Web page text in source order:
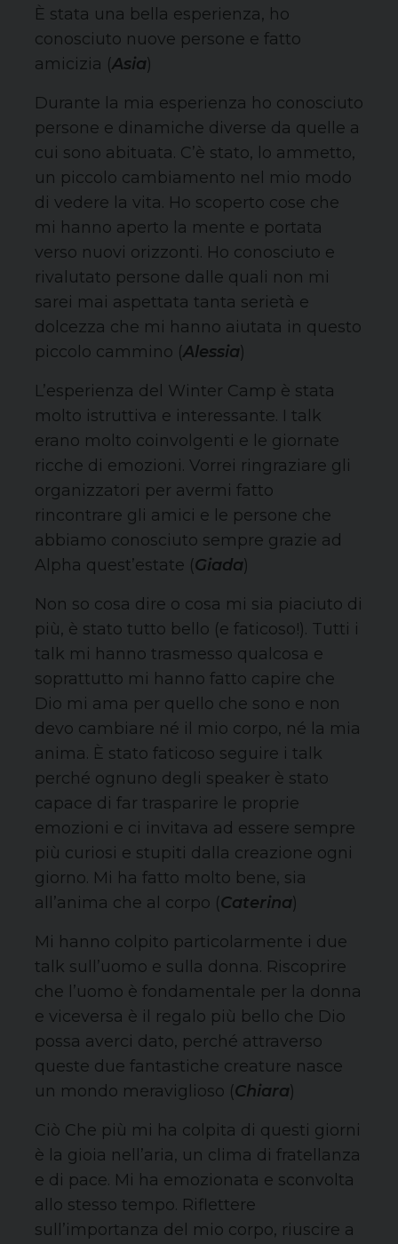
È stata una bella esperienza, ho
conosciuto nuove persone e fatto
amicizia (Asia)
Durante la mia esperienza ho conosciuto
persone e dinamiche diverse da quelle a
cui sono abituata. C’è stato, lo ammetto,
un piccolo cambiamento nel mio modo
di vedere la vita. Ho scoperto cose che
mi hanno aperto la mente e portata
verso nuovi orizzonti. Ho conosciuto e
rivalutato persone dalle quali non mi
sarei mai aspettata tanta serietà e
dolcezza che mi hanno aiutata in questo
piccolo cammino (Alessia)
L’esperienza del Winter Camp è stata
molto istruttiva e interessante. I talk
erano molto coinvolgenti e le giornate
ricche di emozioni. Vorrei ringraziare gli
organizzatori per avermi fatto
rincontrare gli amici e le persone che
abbiamo conosciuto sempre grazie ad
Alpha quest’estate (Giada)
Non so cosa dire o cosa mi sia piaciuto di
più, è stato tutto bello (e faticoso!). Tutti i
talk mi hanno trasmesso qualcosa e
soprattutto mi hanno fatto capire che
Dio mi ama per quello che sono e non
devo cambiare né il mio corpo, né la mia
anima. È stato faticoso seguire i talk
perché ognuno degli speaker è stato
capace di far trasparire le proprie
emozioni e ci invitava ad essere sempre
più curiosi e stupiti dalla creazione ogni
giorno. Mi ha fatto molto bene, sia
all’anima che al corpo (Caterina)
Mi hanno colpito particolarmente i due
talk sull’uomo e sulla donna. Riscoprire
che l’uomo è fondamentale per la donna
e viceversa è il regalo più bello che Dio
possa averci dato, perché attraverso
queste due fantastiche creature nasce
un mondo meraviglioso (Chiara)
Ciò Che più mi ha colpita di questi giorni
è la gioia nell’aria, un clima di fratellanza
e di pace. Mi ha emozionata e sconvolta
allo stesso tempo. Riflettere
sull’importanza del mio corpo, riuscire a